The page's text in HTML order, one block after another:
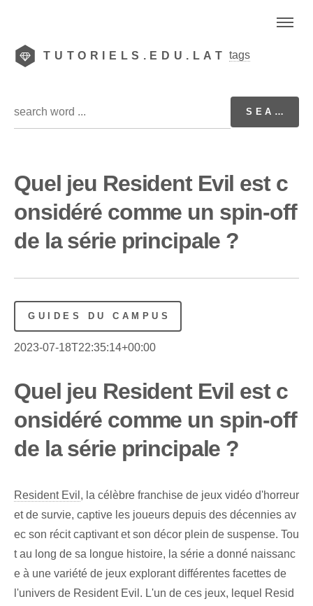
TUTORIELS.EDU.LAT tags
Quel jeu Resident Evil est c
onsidéré comme un spin-off
de la série principale ?
GUIDES DU CAMPUS
2023-07-18T22:35:14+00:00
Quel jeu Resident Evil est c
onsidéré comme un spin-off
de la série principale ?
Resident Evil , la célèbre franchise de jeux vidéo d'horreur
et de survie, captive les joueurs depuis des décennies av
ec son récit captivant et son décor plein de suspense. Tou
t au long de sa longue histoire, la série a donné naissanc
e à une variété de jeux explorant différentes facettes de
l'univers de Resident Evil. L'un de ces jeux, lequel Resid